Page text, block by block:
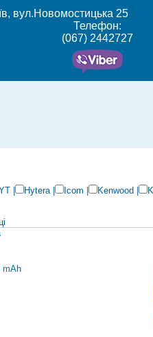
вул.Новомостицька 25
Телефон:
(067) 2442727
Hytera| Icom Kenwood
mAh